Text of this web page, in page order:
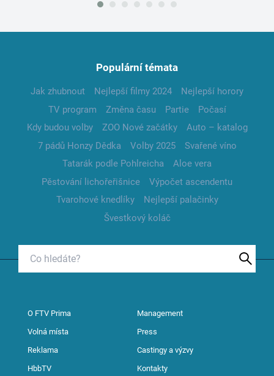
Populární témata
Jak zhubnout Nejlepší filmy 2024
Nejlepší horory
TV program
Změna času Partie
Počasí
Kdy budou volby
ZOO Nové začátky
Auto – katalog
7 pádů Honzy Dědka
Volby 2025
Svařené víno
Tatarák podle Pohlreicha
Aloe vera
Pěstování lichořeřišnice
Výpočet ascendentu
Tvarohové knedlíky
Nejlepší palačinky
Švestkový koláč
O FTV Prima Management
Volná místa Press
Reklama Castingy a výzvy
HbbTV Kontakty